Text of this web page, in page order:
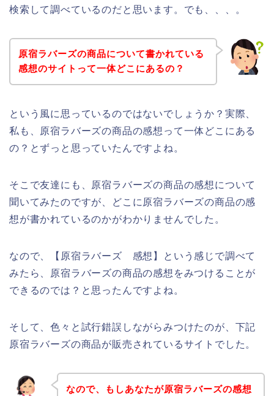
検索して調べているのだと思います。でも、、、。
原宿ラバーズの商品について書かれている
感想のサイトって一体どこにあるの？
という風に思っているのではないでしょうか？実際、
私も、原宿ラバーズの商品の感想って一体どこにある
の？とずっと思っていたんですよね。
そこで友達にも、原宿ラバーズの商品の感想について
聞いてみたのですが、どこに原宿ラバーズの商品の感
想が書かれているのかがわかりませんでした。
なので、【原宿ラバーズ 感想】という感じで調べて
みたら、原宿ラバーズの商品の感想をみつけることが
できるのでは？と思ったんですよね。
そして、色々と試行錯誤しながらみつけたのが、下記
原宿ラバーズの商品が販売されているサイトでした。
なので、もしあなたが原宿ラバーズの感想